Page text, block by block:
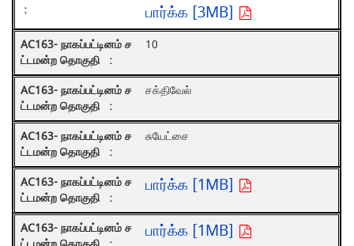
பார்க்க [3MB]
10
சக்திவேல்
சுயேட்சை
பார்க்க [1MB]
பார்க்க [1MB]